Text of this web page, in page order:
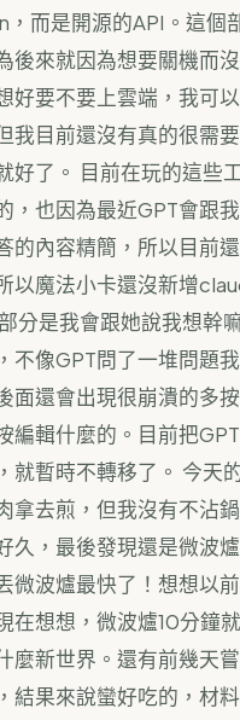
，而是開源的API。這個
後來就因為想要關機而
好要不要上雲端，我可
我目前還沒有真的很需
好了。 目前在玩的這些
，也因為最近GPT會跟
的內容精簡，所以目前
以魔法小卡還沒新增
分是我會跟她說我想幹
不像GPT問了一堆問題
面還會出現很崩潰的多
編輯什麼的。目前把
就暫時不轉移了。 今天
拿去煎，但我沒有不沾
久，最後發現還是微波
微波爐最快了！想想以
在想想，微波爐10分鐘
麼新世界。還有前幾天
結果來說蠻好吃的，材